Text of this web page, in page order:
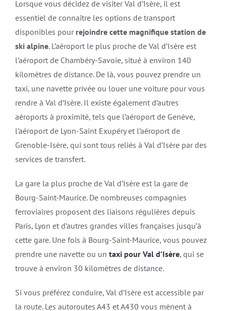
Lorsque vous décidez de visiter Val d’Isère, il est
essentiel de connaître les options de transport
disponibles pour rejoindre cette magnifique station de
ski alpine. L’aéroport le plus proche de Val d’Isère est
l’aéroport de Chambéry-Savoie, situé à environ 140
kilomètres de distance. De là, vous pouvez prendre un
taxi, une navette privée ou louer une voiture pour vous
rendre à Val d’Isère. Il existe également d’autres
aéroports à proximité, tels que l’aéroport de Genève,
l’aéroport de Lyon-Saint Exupéry et l’aéroport de
Grenoble-Isère, qui sont tous reliés à Val d’Isère par des
services de transfert.
La gare la plus proche de Val d’Isère est la gare de
Bourg-Saint-Maurice. De nombreuses compagnies
ferroviaires proposent des liaisons régulières depuis
Paris, Lyon et d’autres grandes villes françaises jusqu’à
cette gare. Une fois à Bourg-Saint-Maurice, vous pouvez
prendre une navette ou un taxi pour Val d’Isère, qui se
trouve à environ 30 kilomètres de distance.
Si vous préférez conduire, Val d’Isère est accessible par
la route. Les autoroutes A43 et A430 vous mènent à